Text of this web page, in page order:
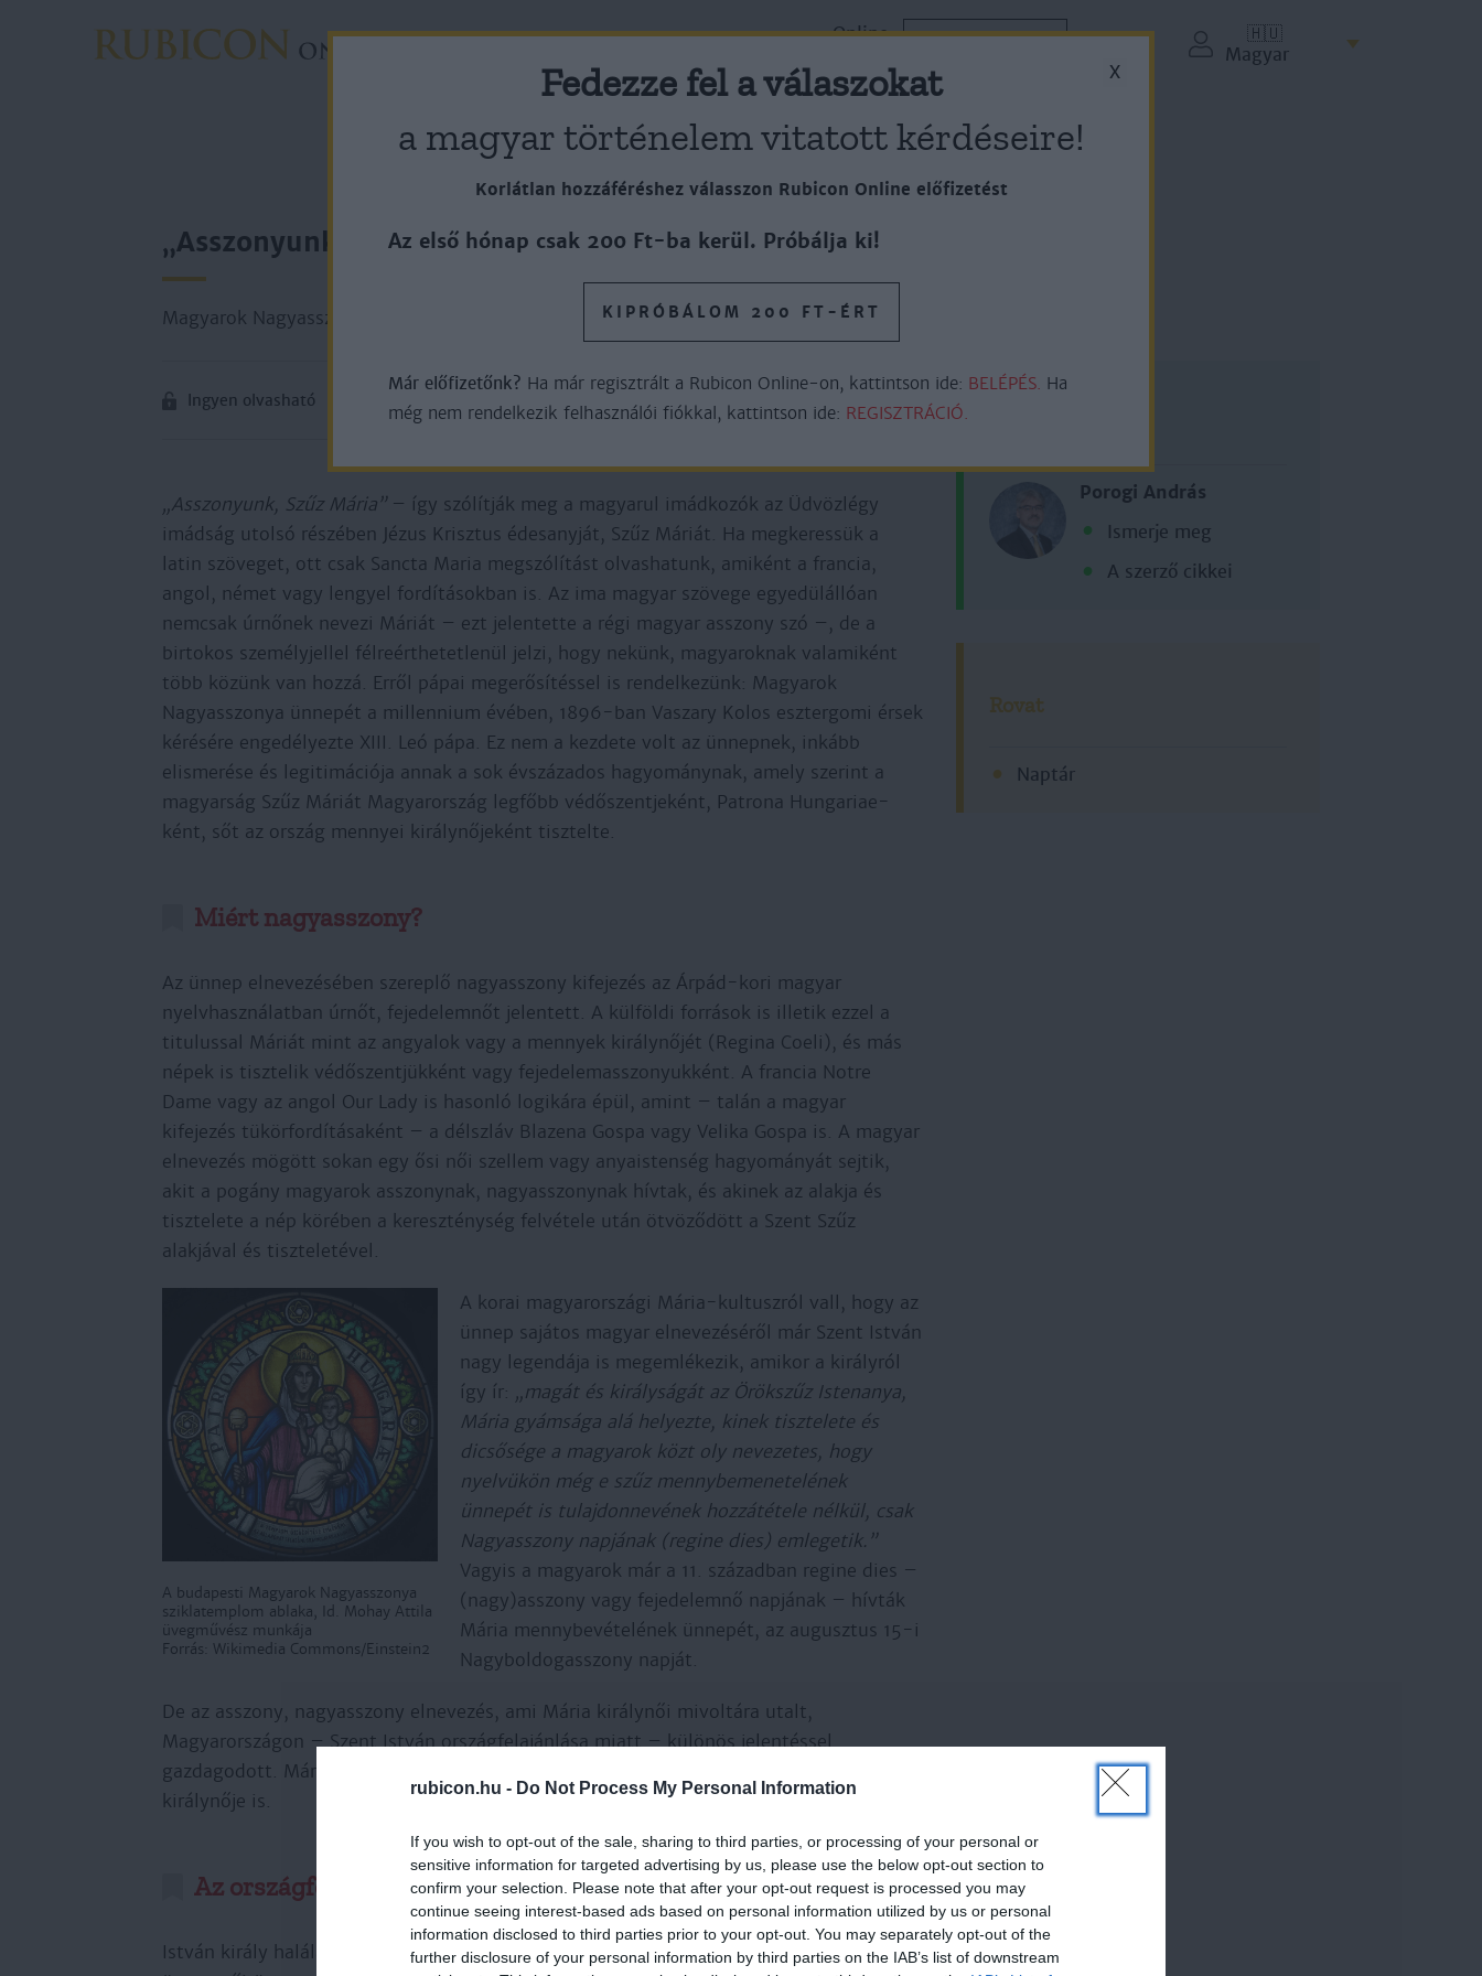
rubicon.hu - Do Not Process My Personal Information
If you wish to opt-out of the sale, sharing to third parties, or processing of your personal or
sensitive information for targeted advertising by us, please use the below opt-out section to
confirm your selection. Please note that after your opt-out request is processed you may
continue seeing interest-based ads based on personal information utilized by us or personal
information disclosed to third parties prior to your opt-out. You may separately opt-out of the
further disclosure of your personal information by third parties on the IAB’s list of downstream
Rovatok Cikkek Lapszámok
Online
🇭🇺
Magyar
„Asszonyunk, Szűz Mária…”
Magyarok Nagyasszonya ünnepe – október 8.
Ingyen olvasható
„Asszonyunk, Szűz Mária”– így szólítják meg a magyarul imádkozók az Üdvözlégy
imádság utolsó részében Jézus Krisztus édesanyját, Szűz Máriát. Ha megkeressük a
latin szöveget, ott csak Sancta Maria megszólítást olvashatunk, amiként a francia,
angol, német vagy lengyel fordításokban is. Az ima magyar szövege egyedülállóan
nemcsak úrnőnek nevezi Máriát – ezt jelentette a régi magyar asszony szó –, de a
birtokos személyjellel félreérthetetlenül jelzi, hogy nekünk, magyaroknak valamiként
több közünk van hozzá. Erről pápai megerősítéssel is rendelkezünk: Magyarok
Nagyasszonya ünnepét a millennium évében, 1896-ban Vaszary Kolos esztergomi érsek
kérésére engedélyezte XIII. Leó pápa. Ez nem a kezdete volt az ünnepnek, inkább
elismerése és legitimációja annak a sok évszázados hagyománynak, amely szerint a
magyarság Szűz Máriát Magyarország legfőbb védőszentjeként, Patrona Hungariae-
ként, sőt az ország mennyei királynőjeként tisztelte.
Miért nagyasszony?
Az ünnep elnevezésében szereplő nagyasszony kifejezés az Árpád-kori magyar
nyelvhasználatban úrnőt, fejedelemnőt jelentett. A külföldi források is illetik ezzel a
titulussal Máriát mint az angyalok vagy a mennyek királynőjét (Regina Coeli), és más
népek is tisztelik védőszentjükként vagy fejedelemasszonyukként. A francia Notre
Dame vagy az angol Our Lady is hasonló logikára épül, amint – talán a magyar
kifejezés tükörfordításaként – a délszláv Blazena Gospa vagy Velika Gospa is. A magyar
elnevezés mögött sokan egy ősi női szellem vagy anyaistenség hagyományát sejtik,
akit a pogány magyarok asszonynak, nagyasszonynak hívtak, és akinek az alakja és
tisztelete a nép körében a kereszténység felvétele után ötvöződött a Szent Szűz
alakjával és tiszteletével.
A budapesti Magyarok Nagyasszonya
sziklatemplom ablaka, Id. Mohay Attila
üvegművész munkája
Forrás: Wikimedia Commons/Einstein2
A korai magyarországi Mária-kultuszról vall, hogy az
ünnep sajátos magyar elnevezéséről már Szent István
nagy legendája is megemlékezik, amikor a királyról
így ír: „magát és királyságát az Örökszűz Istenanya,
Mária gyámsága alá helyezte, kinek tisztelete és
dicsősége a magyarok közt oly nevezetes, hogy
nyelvükön még e szűz mennybemenetelének
ünnepét is tulajdonnevének hozzátétele nélkül, csak
Nagyasszony napjának (regine dies) emlegetik.”
Vagyis a magyarok már a 11. században regine dies –
(nagy)asszony vagy fejedelemnő napjának – hívták
Mária mennybevételének ünnepét, az augusztus 15-i
Nagyboldogasszony napját.
De az asszony, nagyasszony elnevezés, ami Mária királynői mivoltára utalt,
Magyarországon – Szent István országfelajánlása miatt – különös jelentéssel
gazdagodott. Mária általa nemcsak a magyarok patrónusa lett, de az ország úrnője,
királynője is.
Az országfelajánlás
István király halála közeledtét érezve 1038 Nagyboldogasszony vigíliáján
Porogi András
Ismerje meg
A szerző cikkei
Rovat
Naptár
X
Fedezze fel a válaszokat
a magyar történelem vitatott kérdéseire!
Korlátlan hozzáféréshez válasszon Rubicon Online előfizetést
Az első hónap csak 200 Ft-ba kerül. Próbálja ki!
KIPRÓBÁLOM 200 FT-ÉRT
Már előfizetőnk? Ha már regisztrált a Rubicon Online-on, kattintson ide: BELÉPÉS. Ha
még nem rendelkezik felhasználói fiókkal, kattintson ide: REGISZTRÁCIÓ.